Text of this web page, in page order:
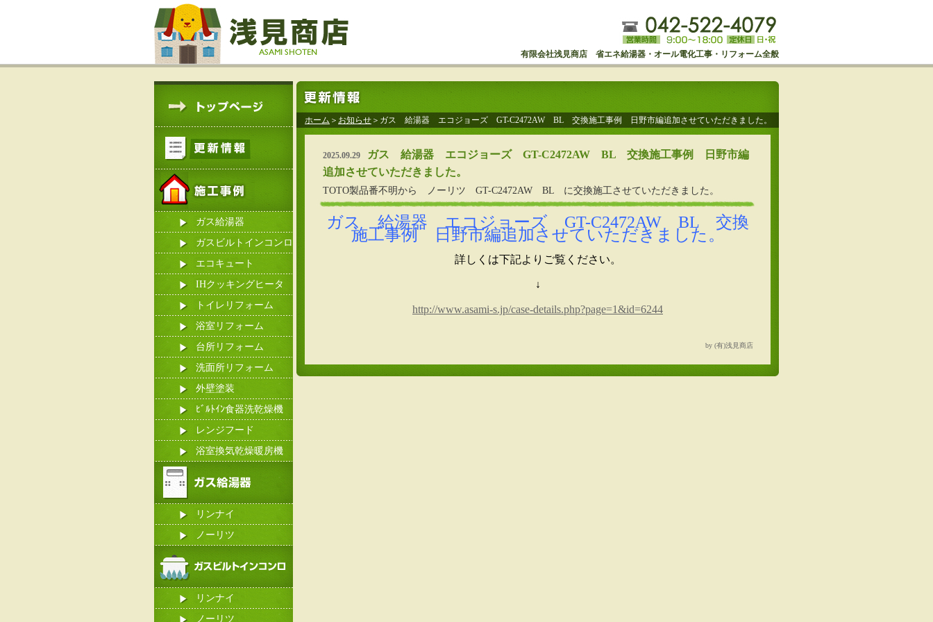
有限会社浅見商店 省エネ給湯器・オール電化工事・リフォーム全般
ガス給湯器
ガスビルトインコンロ
エコキュート
IHクッキングヒータ
ー
トイレリフォーム
浴室リフォーム
台所リフォーム
洗面所リフォーム
外壁塗装
ﾋﾞﾙﾄｲﾝ食器洗乾燥機
レンジフード
浴室換気乾燥暖房機
リンナイ
ノーリツ
リンナイ
ノーリツ
ホーム ＞ お知らせ ＞ガス 給湯器 エコジョーズ GT-C2472AW BL 交換施工事例 日野市編追加させていただきました。
2025.09.29
ガス 給湯器 エコジョーズ GT-C2472AW BL 交換施工事例 日野市編
追加させていただきました。
TOTO製品番不明から ノーリツ GT-C2472AW BL に交換施工させていただきました。
ガス 給湯器 エコジョーズ GT-C2472AW BL 交換
施工事例 日野市編追加させていただきました。
詳しくは下記よりご覧ください。
↓
http://www.asami-s.jp/case-details.php?page=1&id=6244
by (有)浅見商店